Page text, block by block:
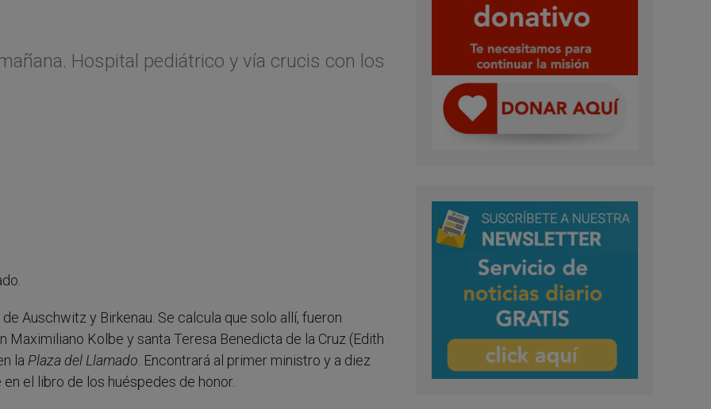
Hospital pediátrico y vía crucis con los
Auschwitz y Birkenau. Se calcula que solo allí, fueron
Maximiliano Kolbe y santa Teresa Benedicta de la Cruz (Edith
la Plaza del Llamado . Encontrará al primer ministro y a diez
el libro de los huéspedes de honor.